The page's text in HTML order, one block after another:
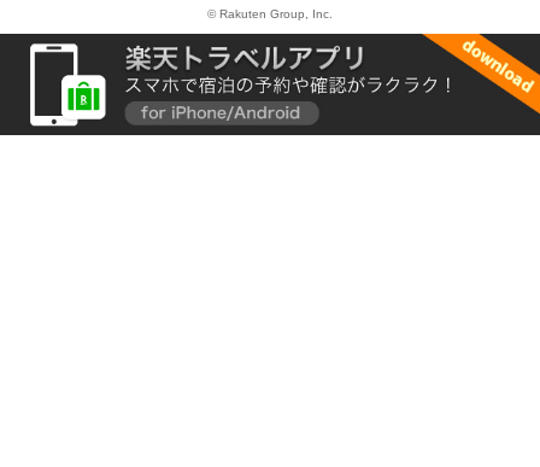
© Rakuten Group, Inc.